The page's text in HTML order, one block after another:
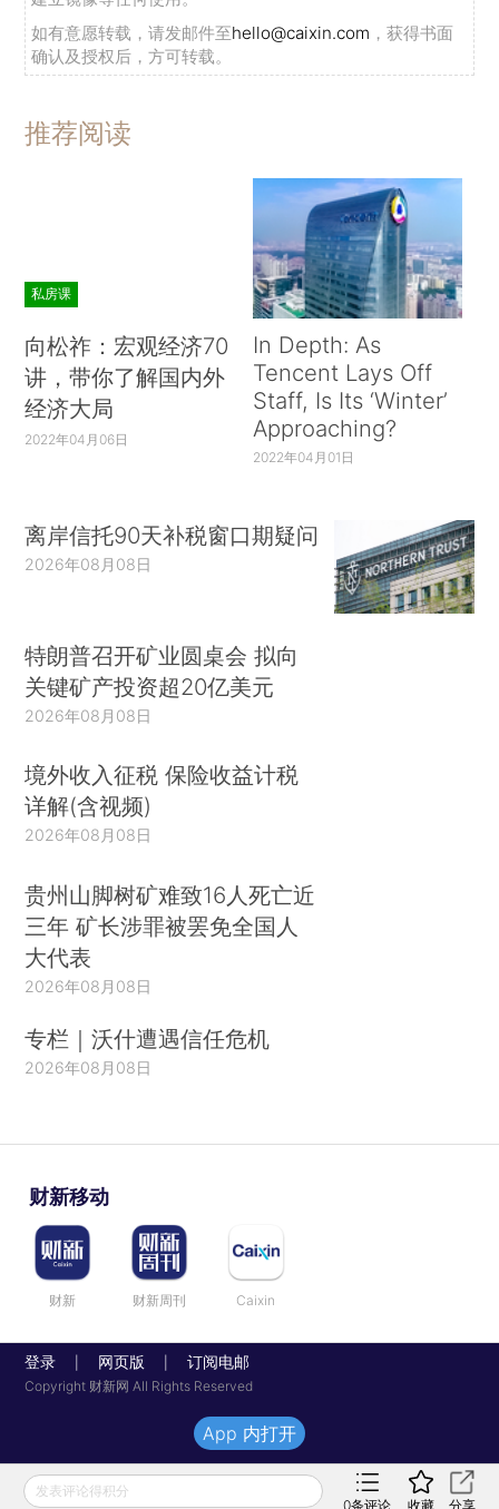
如有意愿转载，请发邮件至hello@caixin.com ，获得书面
确认及授权后，方可转载。
推荐阅读
私房课
向松祚：宏观经济70
讲，带你了解国内外
经济大局
2022年04月06日
In Depth: As
Tencent Lays Off
Staff, Is Its ‘Winter’
Approaching?
2022年04月01日
离岸信托90天补税窗口期疑问
2026年08月08日
特朗普召开矿业圆桌会 拟向
关键矿产投资超20亿美元
2026年08月08日
境外收入征税 保险收益计税
详解(含视频)
2026年08月08日
贵州山脚树矿难致16人死亡近
三年 矿长涉罪被罢免全国人
大代表
2026年08月08日
专栏｜沃什遭遇信任危机
2026年08月08日
财新移动
财新 财新周刊 Caixin
登录 网页版 订阅电邮
Copyright 财新网 All Rights Reserved
发表评论得积分
0条评论 收藏 分享
App 内打开